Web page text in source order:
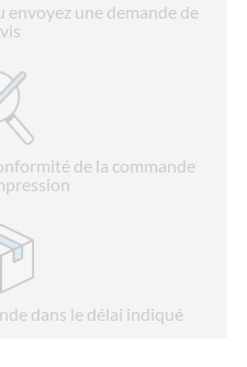
envoyez une demande de
de la commande
dans le délai indiqué